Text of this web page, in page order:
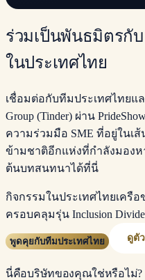
ร่วมเป็นพันธมิตรกับ
ในประเทศไทย
เชื่อมต่อกับทีมประเทศไทยแ
Group (Tinder) ผ่าน
ความร่วมมือ SME ที่อยู่ในเ
ข้ามชาติอีกแห่งที่กำลังมอง
ต้นบทสนทนาได้ที่นี่
กิจกรรมในประเทศไทยเครือ
ครอบคลุมรุ่น Inclusion
พูดคุยกับทีมประเทศไทย ดูตั
นี่คือบริษัทของคุณใช่หรือไม่?